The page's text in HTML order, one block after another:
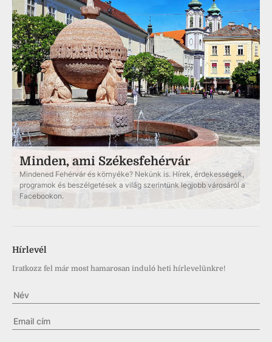
Minden, ami Székesfehérvár
Mindened Fehérvár és környéke? Nekünk is. Hírek, érdekességek,
programok és beszélgetések a világ szerintünk legjobb városáról a
Facebookon.
Hírlevél
Iratkozz fel már most hamarosan induló heti hírlevelünkre!